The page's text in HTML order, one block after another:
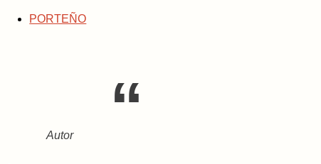
PORTEÑO
Autor